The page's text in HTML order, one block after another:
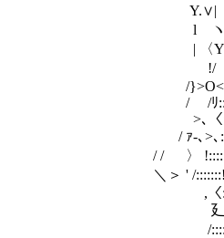
Y.∨| ┃
l ヽ!､ r‐ uハ
| 〈Y〉,!. ‐-
!/〈Y〉｀Ｘ´
/}>O<{_ﾊ
/ /ﾘ::/:::::／｀
>､〈
/ ｧ-､>､::ヽ
/ / 〉
＼＞ ' /
,〈
廴>/
/::::｀ｰ'^￢-